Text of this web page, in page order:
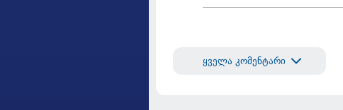
ყველა კომენტარი